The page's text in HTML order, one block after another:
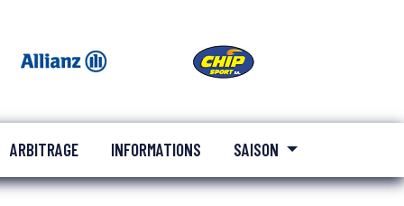
ARBITRAGE INFORMATIONS SAISON